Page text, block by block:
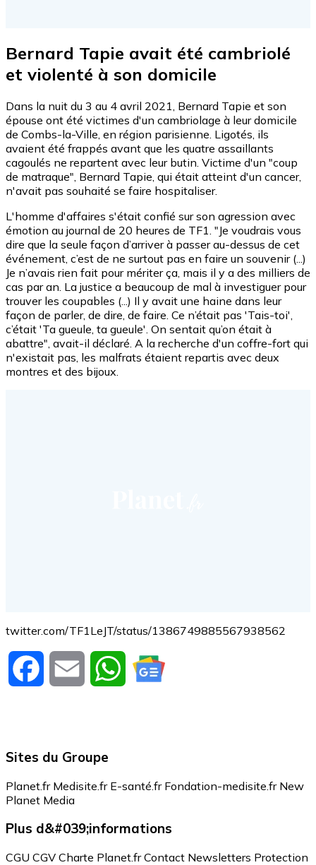
Bernard Tapie avait été cambriolé
et violenté à son domicile
Dans la nuit du 3 au 4 avril 2021, Bernard Tapie et son
épouse ont été victimes d'un cambriolage à leur domicile
de Combs-la-Ville, en région parisienne. Ligotés, ils
avaient été frappés avant que les quatre assaillants
cagoulés ne repartent avec leur butin. Victime d'un "coup
de matraque", Bernard Tapie, qui était atteint d'un cancer,
n'avait pas souhaité se faire hospitaliser.
L'homme d'affaires s'était confié sur son agression avec
émotion au journal de 20 heures de TF1. "Je voudrais vous
dire que la seule façon d’arriver à passer au-dessus de cet
événement, c’est de ne surtout pas en faire un souvenir (...)
Je n’avais rien fait pour mériter ça, mais il y a des milliers de
cas par an. La justice a beaucoup de mal à investiguer pour
trouver les coupables (...) Il y avait une haine dans leur
façon de parler, de dire, de faire. Ce n’était pas 'Tais-toi',
c’était 'Ta gueule, ta gueule'. On sentait qu’on était à
abattre", avait-il déclaré. A la recherche d'un coffre-fort qui
n'existait pas, les malfrats étaient repartis avec deux
montres et des bijoux.
twitter.com/TF1LeJT/status/1386749885567938562
Facebook Email WhatsApp
Sites du Groupe
Planet.fr Medisite.fr E-santé.fr Fondation-medisite.fr New
Planet Media
Plus d&#039;informations
CGU CGV Charte Planet.fr Contact Newsletters Protection